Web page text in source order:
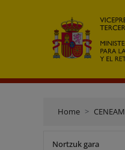
Home CENEAM
Nortzuk gara